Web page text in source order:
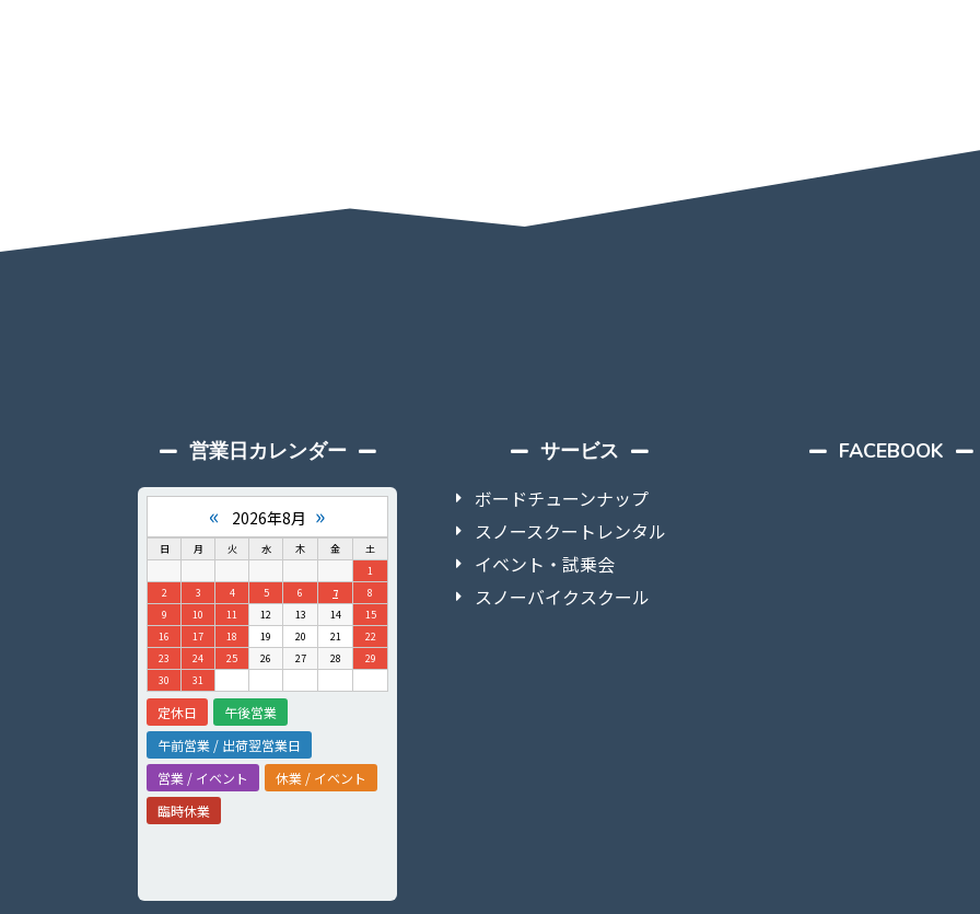
営業日カレンダー
« 2026年8月 »
日 月 火 水 木 金
土
1
2
3 4 5 6 7
8
9
10 11 12 13 14
15
16
17 18 19 20 21
22
23
24 25 26 27 28
29
30
31
定休日
午後営業
午前営業 / 出荷翌営業日
営業 / イベント
休業 / イベント
臨時休業
サービス
ボードチューンナップ
スノースクートレンタル
イベント・試乗会
スノーバイクスクール
FACEBOOK